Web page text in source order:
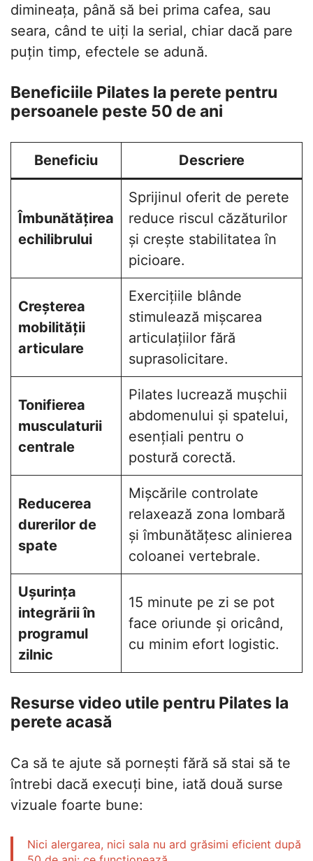
dimineața, până să bei prima cafea, sau
seara, când te uiți la serial, chiar dacă pare
puțin timp, efectele se adună.
Beneficiile Pilates la perete pentru
persoanele peste 50 de ani
Beneficiu Descriere
Îmbunătățirea
echilibrului
Sprijinul oferit de perete
reduce riscul căzăturilor
și crește stabilitatea în
picioare.
Creșterea
mobilității
articulare
Exercițiile blânde
stimulează mișcarea
articulațiilor fără
suprasolicitare.
Tonifierea
musculaturii
centrale
Pilates lucrează mușchii
abdomenului și spatelui,
esențiali pentru o
postură corectă.
Reducerea
durerilor de
spate
Mișcările controlate
relaxează zona lombară
și îmbunătățesc alinierea
coloanei vertebrale.
Ușurința
integrării în
programul
zilnic
15 minute pe zi se pot
face oriunde și oricând,
cu minim efort logistic.
Resurse video utile pentru Pilates la
perete acasă
Ca să te ajute să pornești fără să stai să te
întrebi dacă execuți bine, iată două surse
vizuale foarte bune:
Nici alergarea, nici sala nu ard grăsimi eficient după